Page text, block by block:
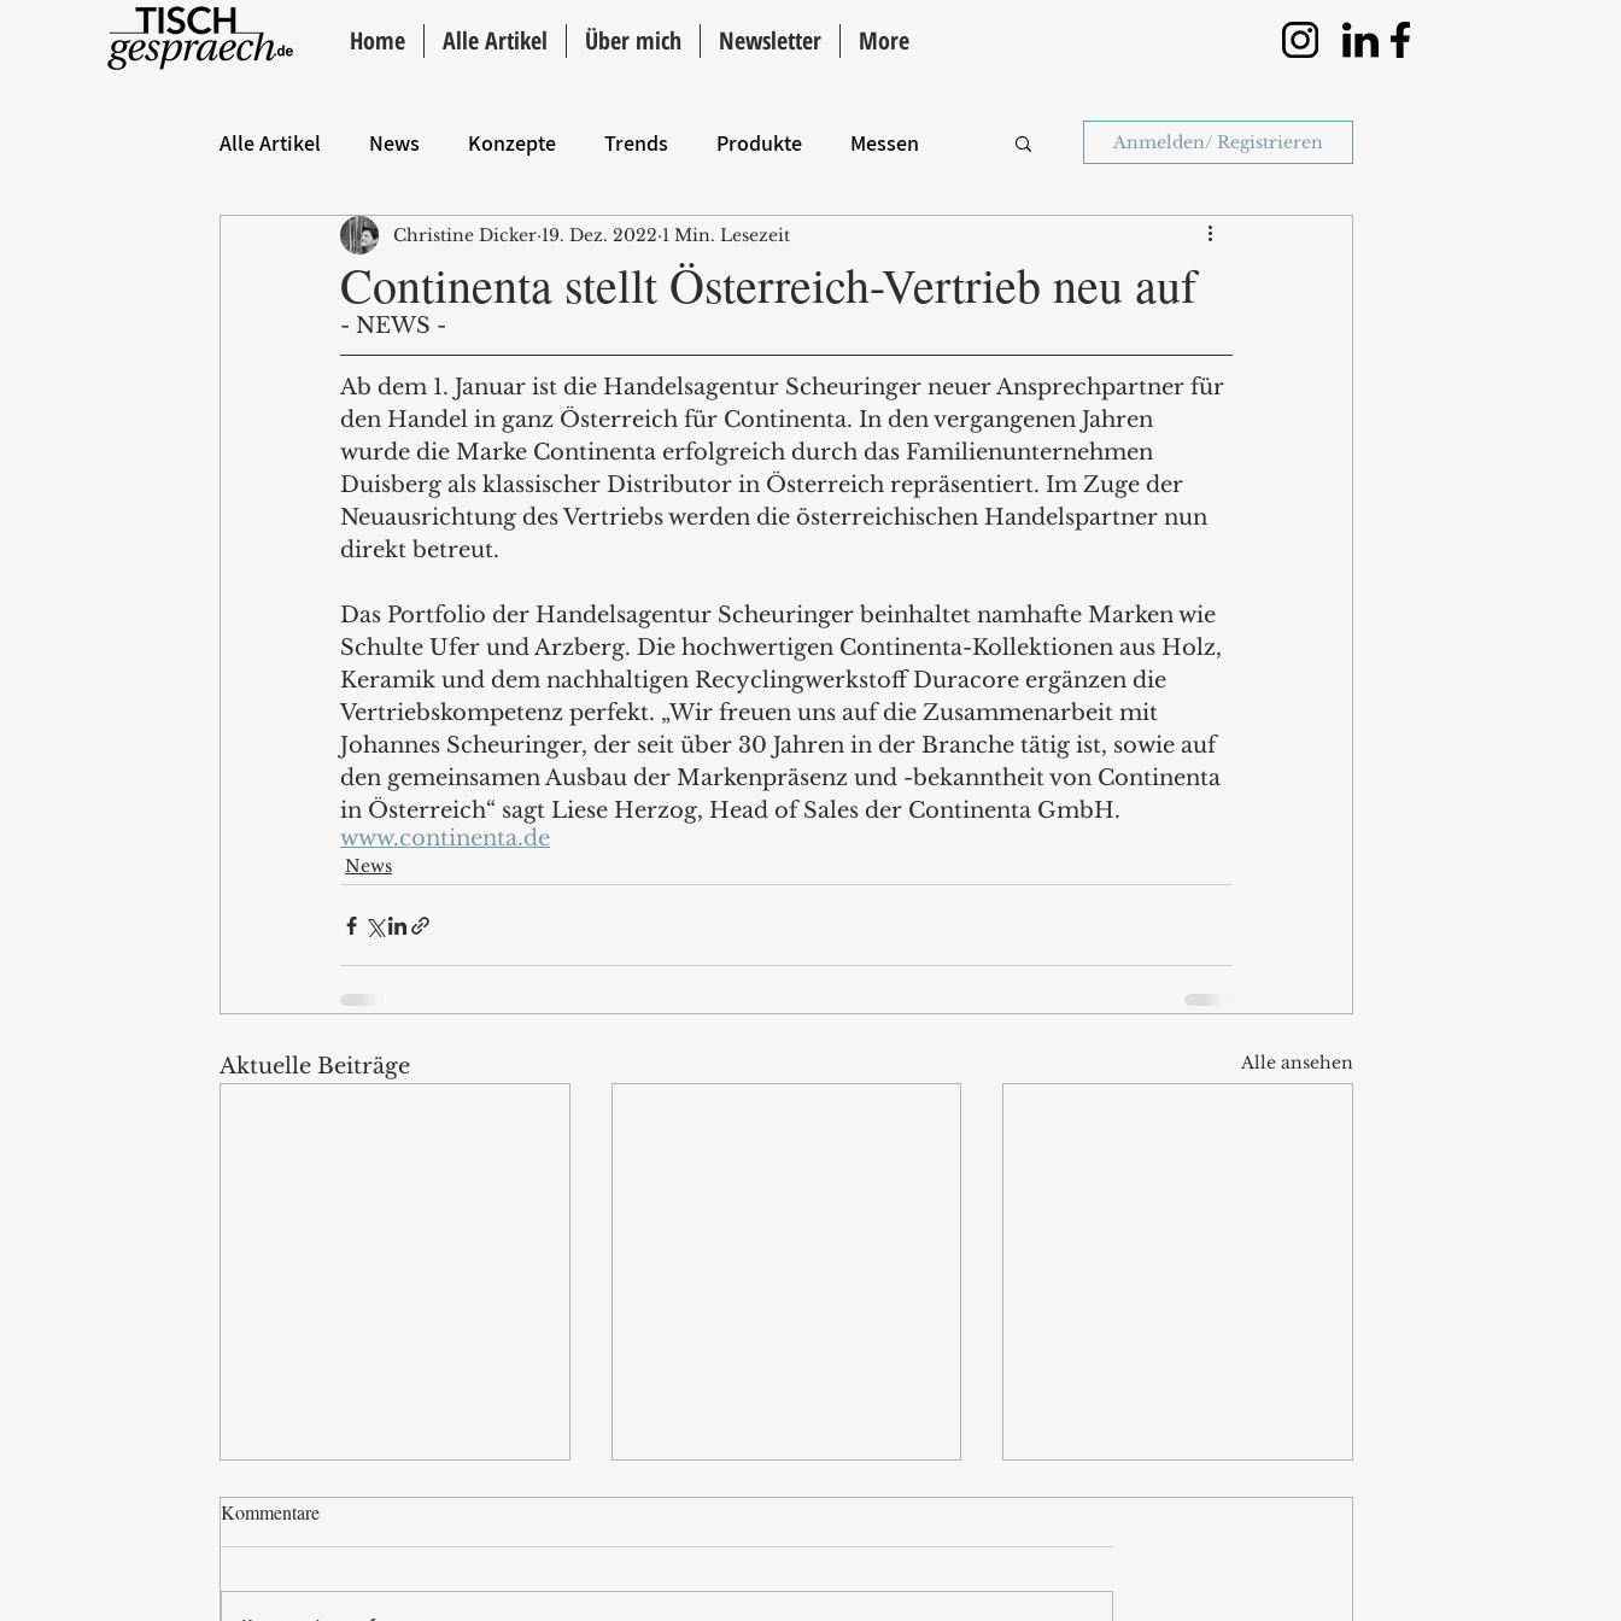
Home Alle Artikel Über mich Newsletter More
Alle Artikel News Konzepte Trends Produkte Messen
Hintergrund ANZEIGE Intro
Anmelden/ Registrieren
Continenta stellt Österreich-Vertrieb neu auf
Christine Dicker 19. Dez. 2022 1 Min. Lesezeit
- NEWS -
Ab dem 1. Januar ist die Handelsagentur Scheuringer neuer Ansprechpartner für
den Handel in ganz Österreich für Continenta. In den vergangenen Jahren
wurde die Marke Continenta erfolgreich durch das Familienunternehmen
Duisberg als klassischer Distributor in Österreich repräsentiert. Im Zuge der
Neuausrichtung des Vertriebs werden die österreichischen Handelspartner nun
direkt betreut.
Das Portfolio der Handelsagentur Scheuringer beinhaltet namhafte Marken wie
Schulte Ufer und Arzberg. Die hochwertigen Continenta-Kollektionen aus Holz,
Keramik und dem nachhaltigen Recyclingwerkstoff Duracore ergänzen die
Vertriebskompetenz perfekt. „Wir freuen uns auf die Zusammenarbeit mit
Johannes Scheuringer, der seit über 30 Jahren in der Branche tätig ist, sowie auf
den gemeinsamen Ausbau der Markenpräsenz und -bekanntheit von Continenta
in Österreich“ sagt Liese Herzog, Head of Sales der Continenta GmbH.
www.continenta.de
News
Aktuelle Beiträge Alle ansehen
Kommentare